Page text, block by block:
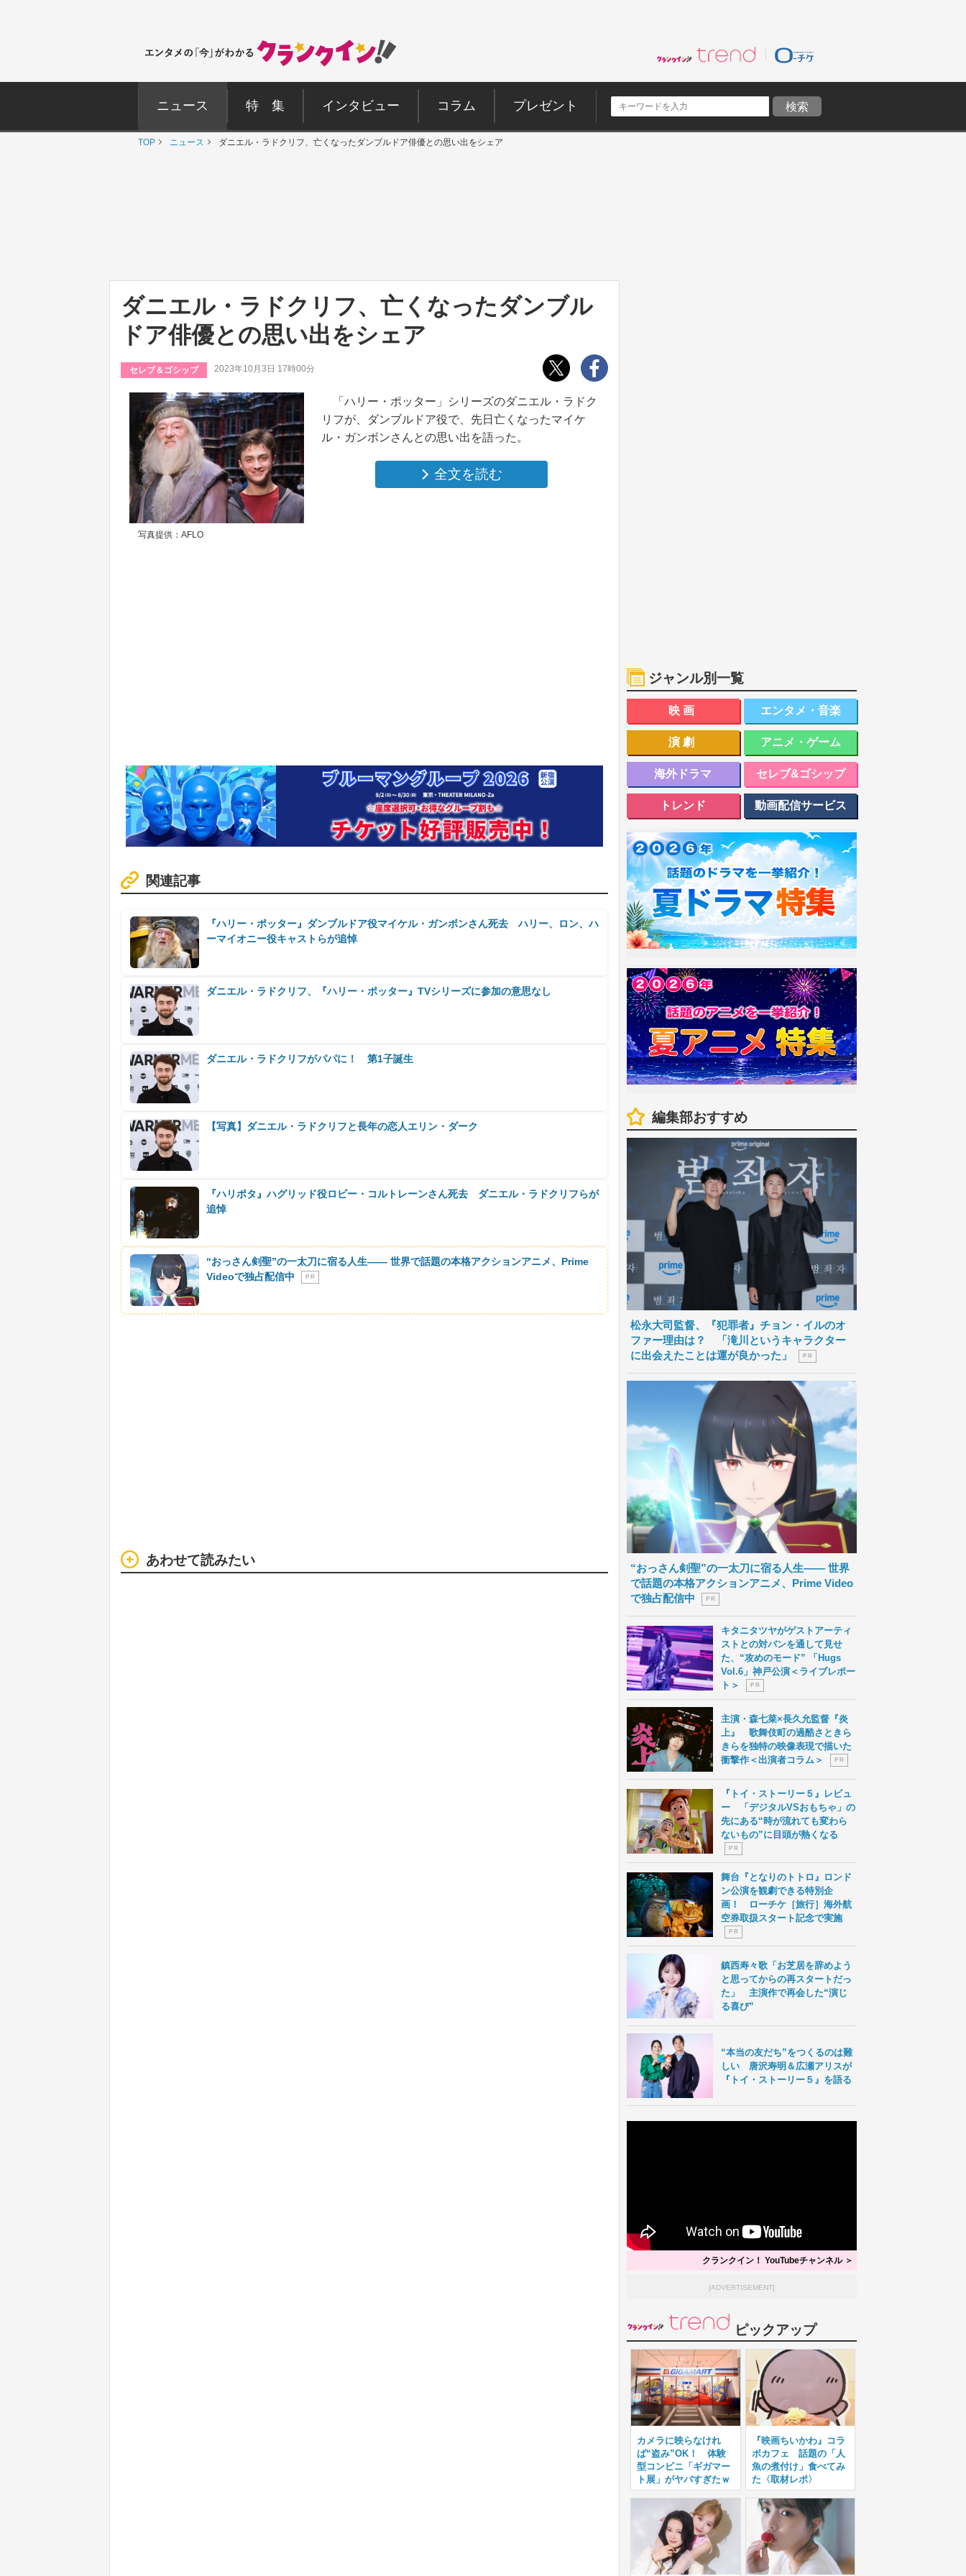
ニュース 特 集 インタビュー コラム プレゼント
TOP ニュース ダニエル・ラドクリフ、亡くなったダンブルドア俳優との思い出をシェア
ダニエル・ラドクリフ、亡くなったダンブル
ドア俳優との思い出をシェア
セレブ＆ゴシップ 2023年10月3日 17時00分
「ハリー・ポッター」シリーズのダニエル・ラドク
リフが、ダンブルドア役で、先日亡くなったマイケ
ル・ガンボンさんとの思い出を語った。
全文を読む
写真提供：AFLO
関連記事
『ハリー・ポッター』ダンブルドア役マイケル・ガンボンさん死去 ハリー、ロン、ハ
ーマイオニー役キャストらが追悼
ダニエル・ラドクリフ、『ハリー・ポッター』TVシリーズに参加の意思なし
ダニエル・ラドクリフがパパに！ 第1子誕生
【写真】ダニエル・ラドクリフと長年の恋人エリン・ダーク
『ハリポタ』ハグリッド役ロビー・コルトレーンさん死去 ダニエル・ラドクリフらが
追悼
“おっさん剣聖”の一太刀に宿る人生―― 世界で話題の本格アクションアニメ、Prime
Videoで独占配信中
P R
あわせて読みたい
ジャンル別一覧
映画 エンタメ・音楽
演劇 アニメ・ゲーム
海外ドラマ セレブ&ゴシップ
トレンド 動画配信サービス
編集部おすすめ
松永大司監督、『犯罪者』チョン・イルのオ
ファー理由は？ 「滝川というキャラクター
に出会えたことは運が良かった」
P R
“おっさん剣聖”の一太刀に宿る人生―― 世界
で話題の本格アクションアニメ、Prime Video
で独占配信中
P R
キタニタツヤがゲストアーティ
ストとの対バンを通して見せ
た、“攻めのモード” 「Hugs
Vol.6」神戸公演＜ライブレポー
ト＞
P R
主演・森七菜×長久允監督『炎
上』 歌舞伎町の過酷さときら
きらを独特の映像表現で描いた
衝撃作＜出演者コラム＞
P R
『トイ・ストーリー５』レビュ
ー 「デジタルVSおもちゃ」の
先にある“時が流れても変わら
ないもの”に目頭が熱くなる
P R
舞台『となりのトトロ』ロンド
ン公演を観劇できる特別企
画！ ローチケ［旅行］海外航
空券取扱スタート記念で実施
P R
鎮西寿々歌「お芝居を辞めよう
と思ってからの再スタートだっ
た」 主演作で再会した“演じ
る喜び”
“本当の友だち”をつくるのは難
しい 唐沢寿明＆広瀬アリスが
『トイ・ストーリー５』を語る
クランクイン！ YouTubeチャンネル ＞
[ADVERTISEMENT]
ピックアップ
カメラに映らなけれ
ば“盗み”OK！ 体験
型コンビニ「ギガマー
ト展」がヤバすぎたｗ
『映画ちいかわ』コラ
ボカフェ 話題の「人
魚の煮付け」食べてみ
た〈取材レポ〉